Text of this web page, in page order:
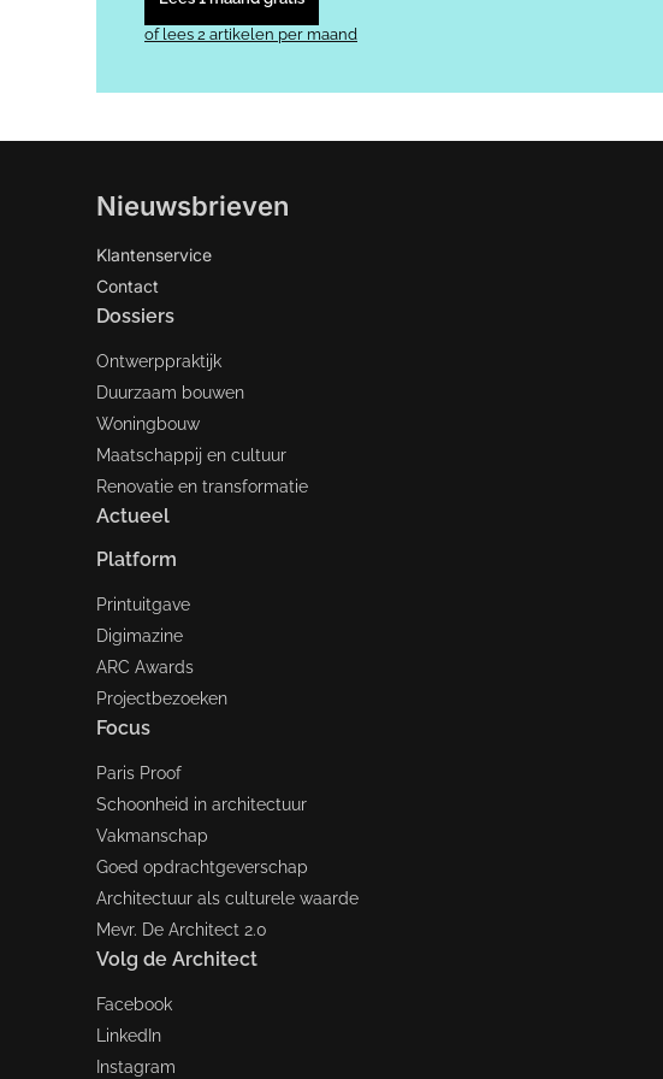
of lees 2 artikelen per maand
Nieuwsbrieven
Klantenservice
Contact
Dossiers
Ontwerppraktijk
Duurzaam bouwen
Woningbouw
Maatschappij en cultuur
Renovatie en transformatie
Actueel
Platform
Printuitgave
Digimazine
ARC Awards
Projectbezoeken
Focus
Paris Proof
Schoonheid in architectuur
Vakmanschap
Goed opdrachtgeverschap
Architectuur als culturele waarde
Mevr. De Architect 2.0
Volg de Architect
Facebook
LinkedIn
Instagram